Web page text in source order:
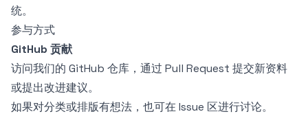
统。
参与方式
GitHub 贡献
访问我们的 GitHub 仓库，通过 Pull Request 提交新资料
或提出改进建议。
如果对分类或排版有想法，也可在 Issue 区进行讨论。